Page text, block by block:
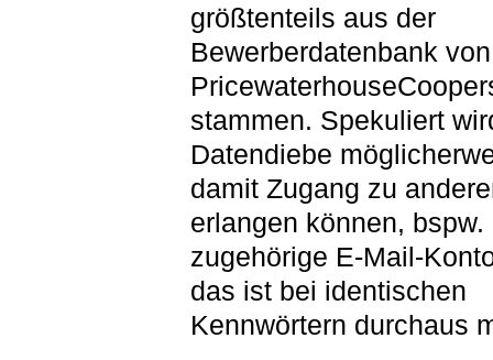
größtenteils aus der
Bewerberdatenbank von
stammen. Spekuliert
Datendiebe
damit Zugang zu
erlangen können, bspw.
zugehörige E-Mail-
das ist bei identischen
Kennwörtern durchaus